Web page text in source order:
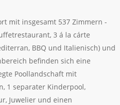
mit insgesamt 537 Zimmern -
3 á la cárte
BBQ und Italienisch) und
befinden sich eine
Poollandschaft mit
1 separater Kinderpool,
Juwelier und einen